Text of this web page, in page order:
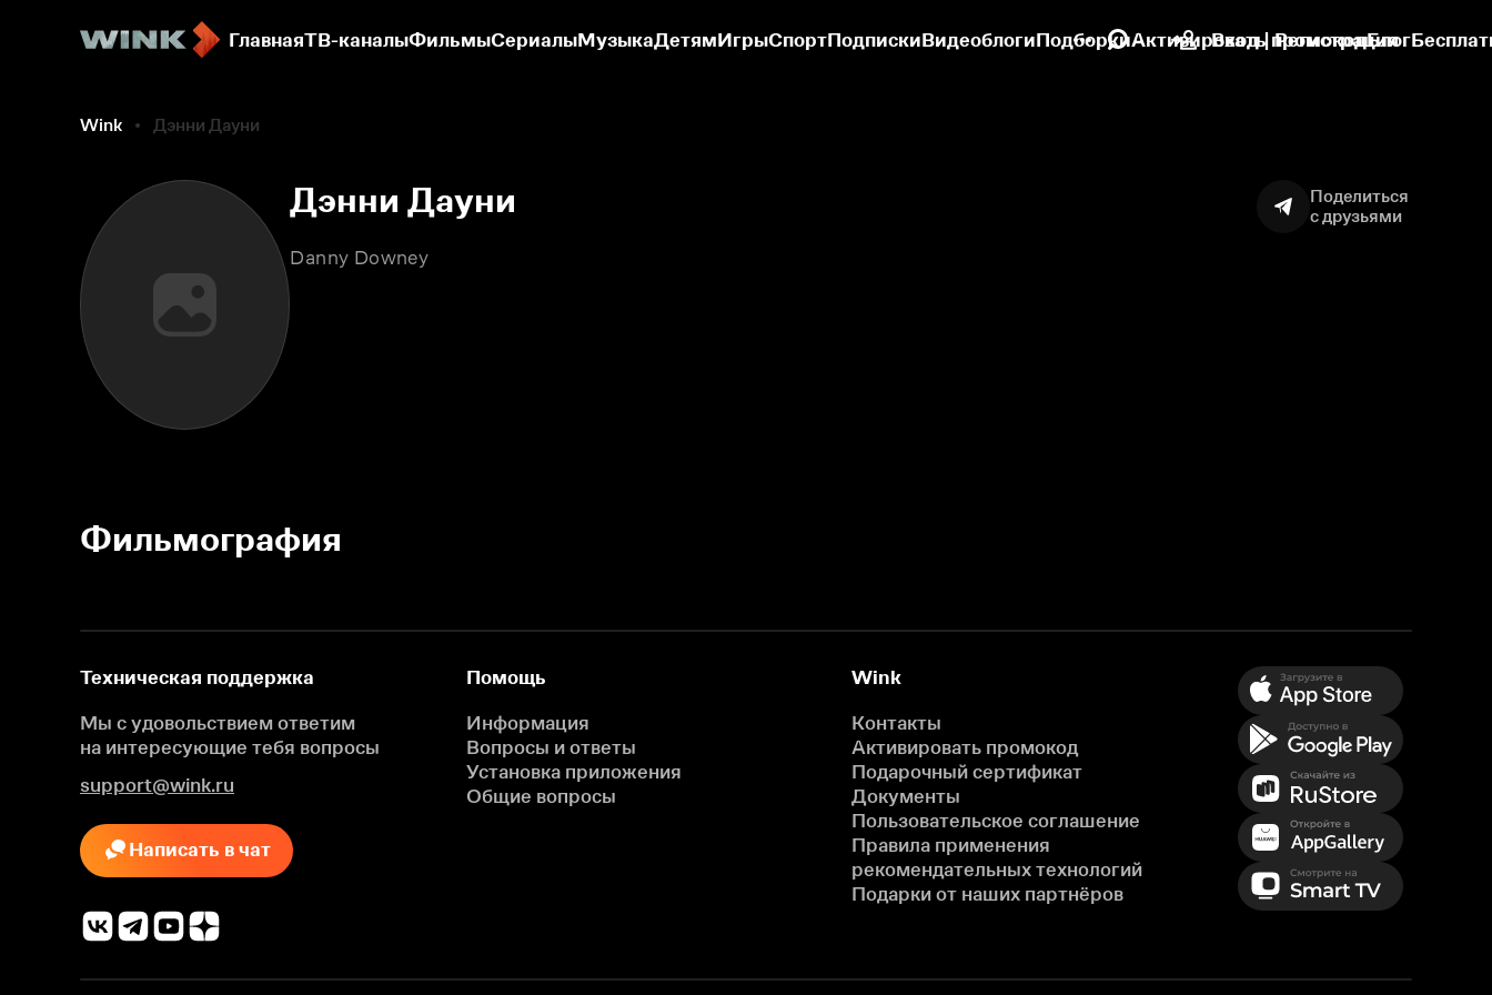
ГлавнаяТВ-каналыФильмыСериалыМузыкаДетямИгрыСпортПодпискиВидеоблогиПодборкиАктивировать промокодБлог
Вход | Регистрация
Wink Дэнни Дауни
Дэнни Дауни
Danny Downey
Поделиться
с друзьями
Фильмография
Техническая поддержка
Мы с удовольствием ответим
на интересующие тебя вопросы
support@wink.ru
Написать в чат
Помощь
Информация
Вопросы и ответы
Установка приложения
Общие вопросы
Wink
Контакты
Активировать промокод
Подарочный сертификат
Документы
Пользовательское соглашение
Правила применения
рекомендательных технологий
Подарки от наших партнёров